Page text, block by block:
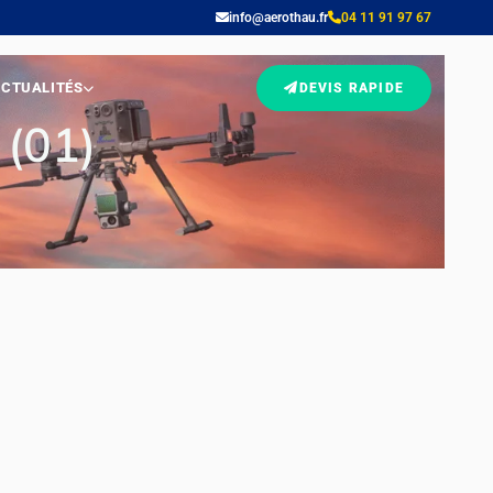
info@aerothau.fr 04 11 91 97 67
DEVIS RAPIDE